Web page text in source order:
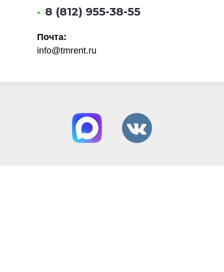
Почта:
info@tmrent.ru
8 (812) 955-38-55